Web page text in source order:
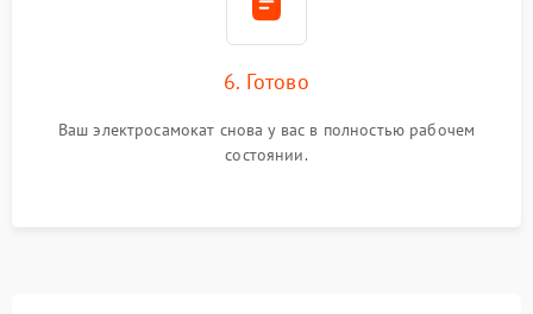
6. Готово
Ваш электросамокат снова у вас в полностью рабочем
состоянии.